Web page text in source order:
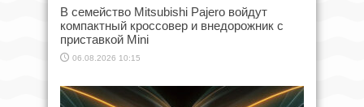
В семейство Mitsubishi Pajero войдут
компактный кроссовер и внедорожник с
приставкой Mini
06.08.2026 10:15